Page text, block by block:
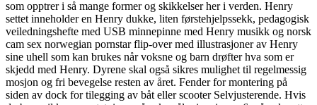
som opptrer i så mange former og skikkelser her i verden. Henry
settet inneholder en Henry dukke, liten førstehjelpssekk, pedagogisk
veiledningshefte med USB minnepinne med Henry musikk og norsk
cam sex norwegian pornstar flip-over med illustrasjoner av Henry
sine uhell som kan brukes når voksne og barn drøfter hva som er
skjedd med Henry. Dyrene skal også sikres mulighet til regelmessig
mosjon og fri bevegelse resten av året. Fender for montering på
siden av dock for tilegging av båt eller scooter Selvjusterende. Hvis